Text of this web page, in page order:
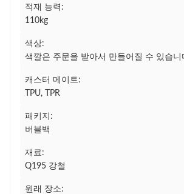
적재 능력:
110kg
색상:
색깔은 주문을 받아서 만들어질 수 있습니
캐스터 메이트:
TPU, TPR
패키지:
버블백
재료:
Q195 강철
원래 장소: